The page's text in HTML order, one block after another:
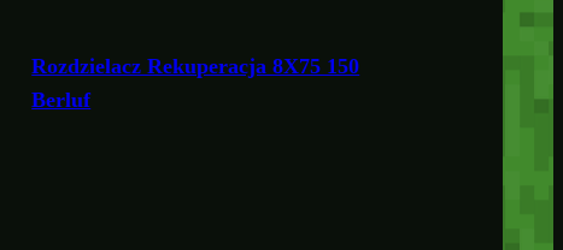
Rozdzielacz Rekuperacja 8X75 150
Berluf